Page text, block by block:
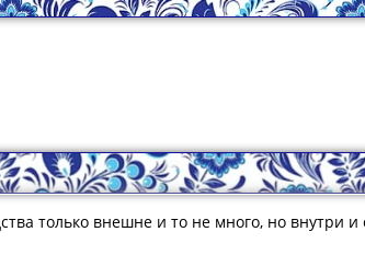
только внешне и то не много, но внутри